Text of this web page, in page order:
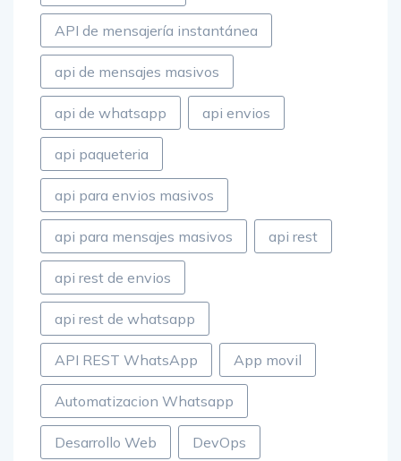
API de mensajería instantánea
api de mensajes masivos
api de whatsapp api envios
api paqueteria
api para envios masivos
api para mensajes masivos api rest
api rest de envios
api rest de whatsapp
API REST WhatsApp App movil
Automatizacion Whatsapp
Desarrollo Web DevOps